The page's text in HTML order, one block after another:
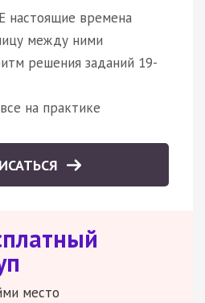
настоящие времена
между ними
решения заданий 19-
на практике
место